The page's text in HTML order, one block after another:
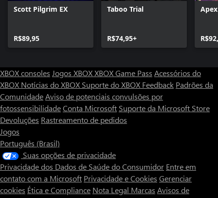
Scott Pilgrim EX
R$89,95
Taboo Trial
R$74,95+
XBOX consoles Jogos XBOXXBOX Game Pass Acessórios do
XBOX Notícias do XBOX Suporte do XBOX Feedback Padrões da
ComunidadeAviso de potenciais convulsões por
fotossensibilidadeConta Microsoft Suporte da Microsoft Store
Devoluções Rastreamento de pedidos
Jogos
Português (Brasil)
Suas opções de privacidade
Privacidade dos Dados de Saúde do Consumidor Entre em
contato com a Microsoft Privacidade e Cookies Gerenciar
cookies Ética e Compliance Nota Legal Marcas Avisos de